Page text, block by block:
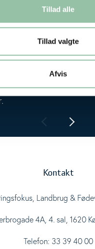
Tillad alle
Tillad valgte
Afvis
- når fødevarer er
er et begreb
der peger på, at den
effekt ikke
næringsstoffer
Kontakt
Landbrug &
4A, 4. sal, 1620
Telefon: 33 39 40 00